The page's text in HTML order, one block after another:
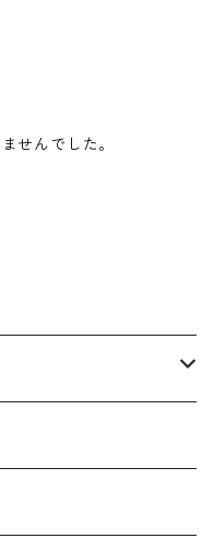
せんでした。